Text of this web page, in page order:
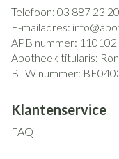
Telefoon: 03 887 23 20
E-mailadres: info@
APB nummer: 110102
Apotheek titularis:
BTW nummer:
Klantenservice
FAQ